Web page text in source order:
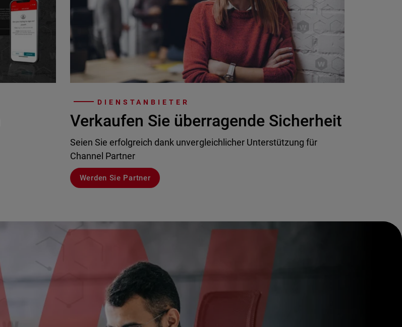
DIENSTANBIETER
Verkaufen Sie überragende Sicherheit
Seien Sie erfolgreich dank unvergleichlicher Unterstützung für
Channel Partner
Werden Sie Partner